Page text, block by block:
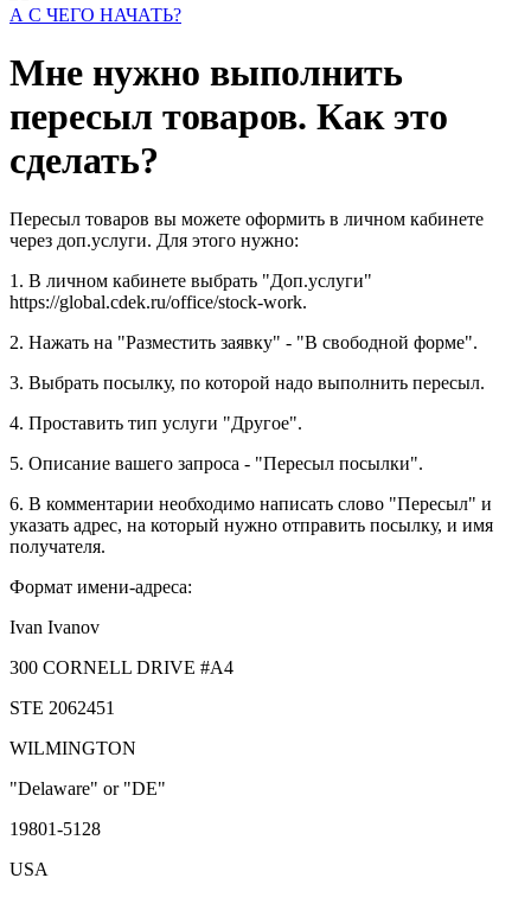
А С ЧЕГО НАЧАТЬ?
Мне нужно выполнить
пересыл товаров. Как это
сделать?
Пересыл товаров вы можете оформить в личном кабинете
через доп.услуги. Для этого нужно:
1. В личном кабинете выбрать "Доп.услуги"
https://global.cdek.ru/office/stock-work.
2. Нажать на "Разместить заявку" - "В свободной форме".
3. Выбрать посылку, по которой надо выполнить пересыл.
4. Проставить тип услуги "Другое".
5. Описание вашего запроса - "Пересыл посылки".
6. В комментарии необходимо написать слово "Пересыл" и
указать адрес, на который нужно отправить посылку, и имя
получателя.
Формат имени-адреса:
Ivan Ivanov
300 CORNELL DRIVE #A4
STE 2062451
WILMINGTON
"Delaware" or "DE"
19801-5128
USA